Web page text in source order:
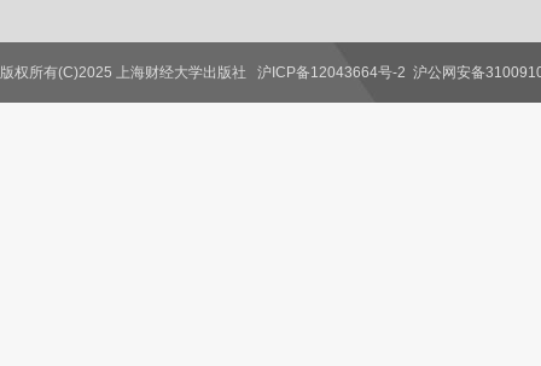
联系我们
版权所有(C)2025 上海财经大学出版社 沪ICP备12043664号-2 沪公网安备